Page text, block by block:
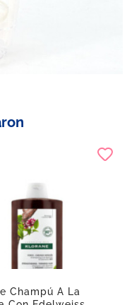
Champú A La